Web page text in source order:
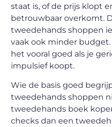
staat is, of de prijs klopt
betrouwbaar overkomt.
tweedehands shoppen
vaak ook minder
het vooral goed als je
impulsief koopt.
Wie de basis goed
tweedehands shoppen
tweedehands boek
checks dan een